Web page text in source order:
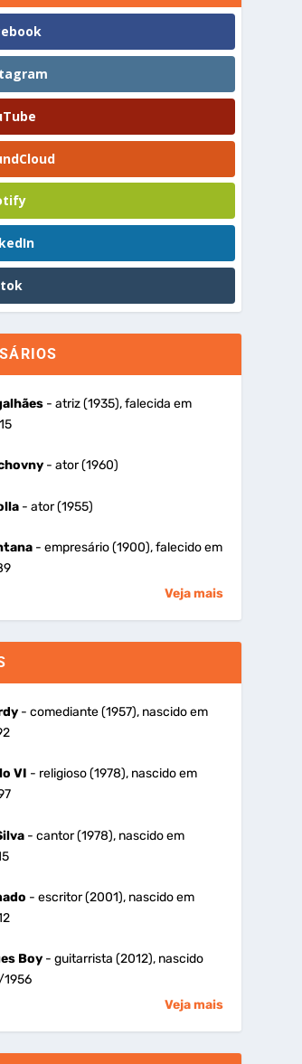
- atriz (1935), falecida em
- ator (1960)
- ator (1955)
- empresário (1900), falecido em
Veja mais
- comediante (1957), nascido em
VI - religioso (1978), nascido em
- cantor (1978), nascido em
- escritor (2001), nascido em
Boy- guitarrista (2012), nascido
Veja mais